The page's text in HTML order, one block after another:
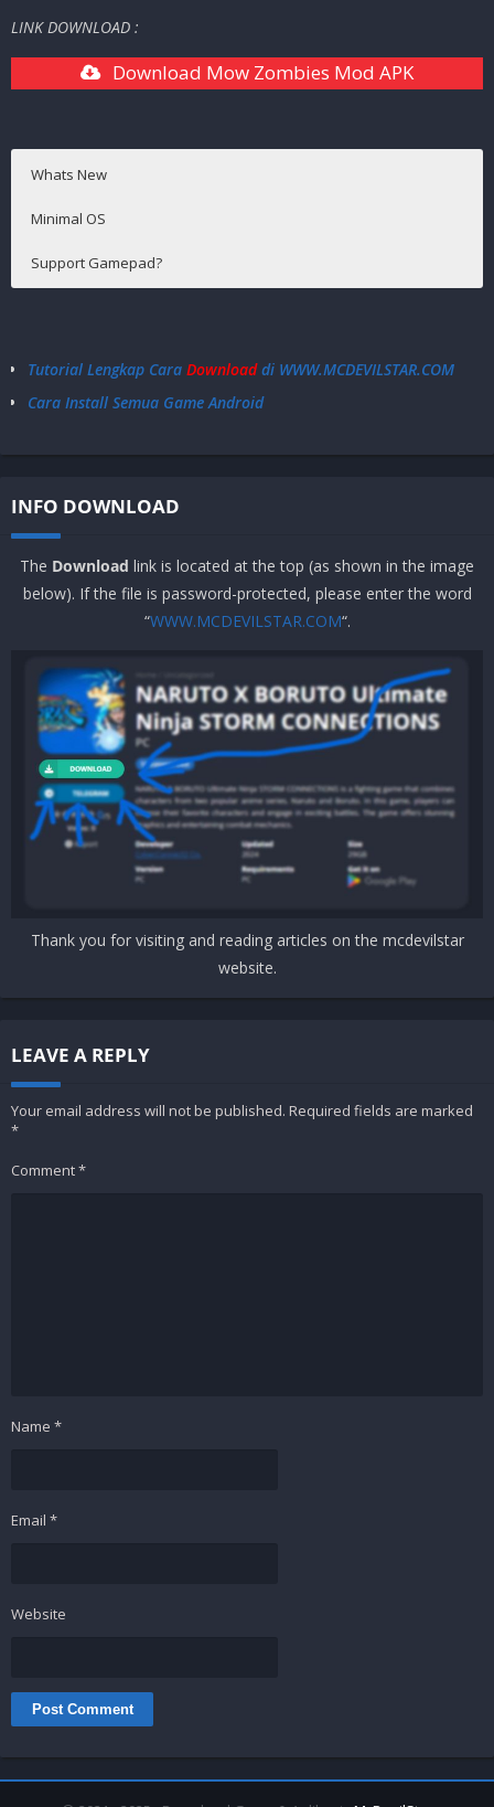
LINK DOWNLOAD :
Download Mow Zombies Mod APK
Whats New
Minimal OS
Support Gamepad?
dengan karakteristik senjata.
-Lencana kehormatan di kamp bukan hanya simbol
kali, selamat yang belum mengalaminya, buruan cobain.
Tutorial Lengkap Cara Downloaddi WWW.MCDEVILSTAR.COM
Cara Install Semua Game Android
INFO DOWNLOAD
The Download link is located at the top (as shown in the image
below). If the file is password-protected, please enter the word
“WWW.MCDEVILSTAR.COM“.
Thank you for visiting and reading articles on the mcdevilstar
website.
LEAVE A REPLY
Your email address will not be published. Required fields are marked
*
Comment*
Name *
Email *
Website